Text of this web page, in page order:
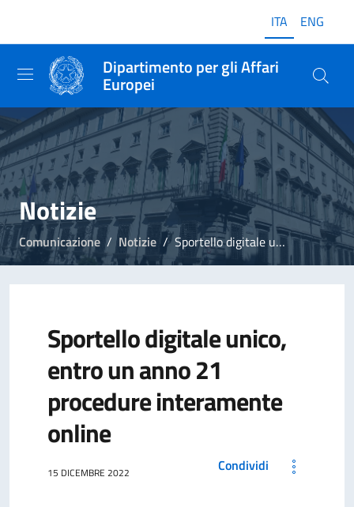
ITA ENG
Dipartimento per gli Affari
Europei
Notizie
Comunicazione Notizie Sportello digitale unico, entro un anno 21 procedure interamente online
Sportello digitale unico,
entro un anno 21
procedure interamente
online
15 DICEMBRE 2022 Condividi